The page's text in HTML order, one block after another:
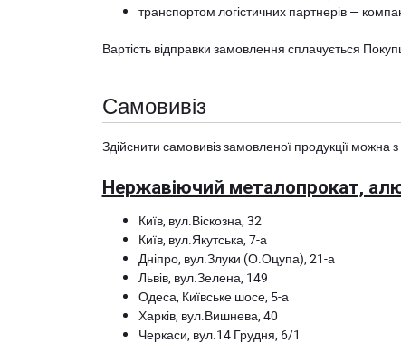
транспортом логістичних партнерів —
Вартість відправки замовлення сплачується
Самовивіз
Здійснити самовивіз замовленої продукції
Нержавіючий металопрокат,
Київ, вул.Віскозна, 32
Київ, вул.Якутська, 7-а
Дніпро, вул.Злуки (О.Оцупа), 21-а
Львів, вул.Зелена, 149
Одеса, Київське шосе, 5-а
Харків, вул.Вишнева, 40
Черкаси, вул.14 Грудня, 6/1